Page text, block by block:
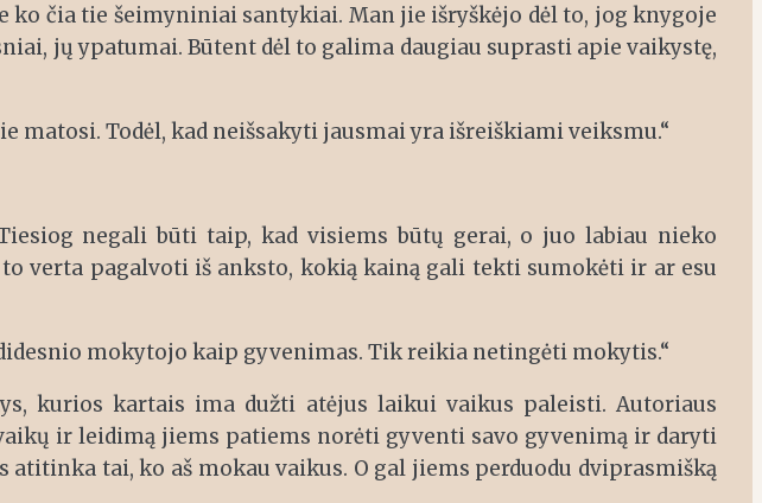
čia tie šeimyniniai santykiai. Man jie išryškėjo dėl to, jog knygoje
jų ypatumai. Būtent dėl to galima daugiau suprasti apie vaikystę,
matosi. Todėl, kad neišsakyti jausmai yra išreiškiami veiksmu.“
negali būti taip, kad visiems būtų gerai, o juo labiau nieko
verta pagalvoti iš anksto, kokią kainą gali tekti sumokėti ir ar esu
mokytojo kaip gyvenimas. Tik reikia netingėti mokytis.“
kurios kartais ima dužti atėjus laikui vaikus paleisti. Autoriaus
ir leidimą jiems patiems norėti gyventi savo gyvenimą ir daryti
tai, ko aš mokau vaikus. O gal jiems perduodu dviprasmišką